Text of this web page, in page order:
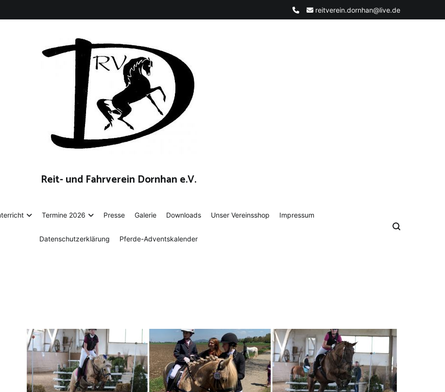
reitverein.dornhan@live.de
Reit- und Fahrverein Dornhan e.V.
Termine 2026 Presse Galerie Downloads Unser Vereinsshop Impressum
Datenschutzerklärung Pferde-Adventskalender